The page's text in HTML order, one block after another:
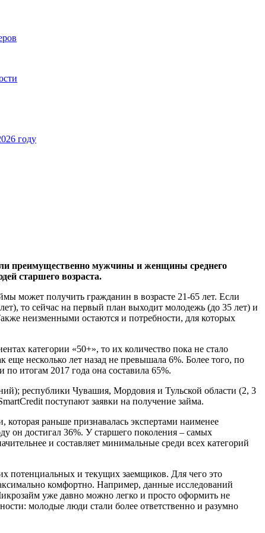
году
преимущественно мужчины и женщины среднего
старшего возраста.
может получить гражданин в возрасте 21-65 лет. Если
то сейчас на первый план выходит молодежь (до 35 лет) и
неизменными остаются и потребности, для которых
категории «50+», то их количество пока не стало
несколько лет назад не превышала 6%. Более того, по
итогам 2017 года она составила 65%.
республики Чувашия, Мордовия и Тульской области (2, 3
поступают заявки на получение займа.
раньше признавалась экспертами наименее
он достигал 36%. У старшего поколения – самых
и составляет минимальные среди всех категорий
потенциальных и текущих заемщиков. Для чего это
комфортно. Например, данные исследований
уже давно можно легко и просто оформить не
молодые люди стали более ответственно и разумно